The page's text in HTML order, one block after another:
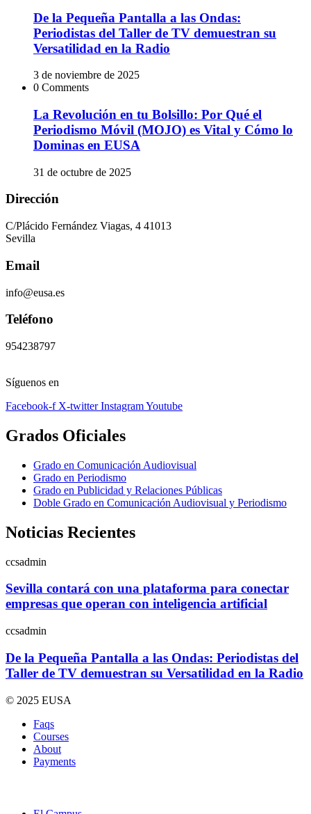
De la Pequeña Pantalla a las Ondas:
Periodistas del Taller de TV demuestran su
Versatilidad en la Radio
3 de noviembre de 2025
0 Comments
La Revolución en tu Bolsillo: Por Qué el
Periodismo Móvil (MOJO) es Vital y Cómo lo
Dominas en EUSA
31 de octubre de 2025
Dirección
C/Plácido Fernández Viagas, 4 41013
Sevilla
Email
info@eusa.es
Teléfono
954238797
Síguenos en
Facebook-f X-twitter InstagramYoutube
Grados Oficiales
Grado en Comunicación Audiovisual
Grado en Periodismo
Grado en Publicidad y Relaciones Públicas
Doble Grado en Comunicación Audiovisual y Periodismo
Noticias Recientes
ccsadmin
Sevilla contará con una plataforma para conectar
empresas que operan con inteligencia artificial
ccsadmin
De la Pequeña Pantalla a las Ondas: Periodistas del
Taller de TV demuestran su Versatilidad en la Radio
© 2025 EUSA
Faqs
Courses
About
Payments